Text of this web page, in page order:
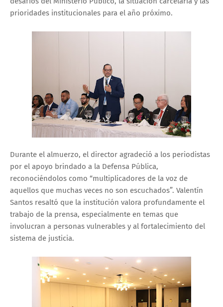
prioridades institucionales para el año próximo.
Durante el almuerzo, el director agradeció a los periodistas
por el apoyo brindado a la Defensa Pública,
reconociéndolos como “multiplicadores de la voz de
aquellos que muchas veces no son escuchados”. Valentín
Santos resaltó que la institución valora profundamente el
trabajo de la prensa, especialmente en temas que
involucran a personas vulnerables y al fortalecimiento del
sistema de justicia.